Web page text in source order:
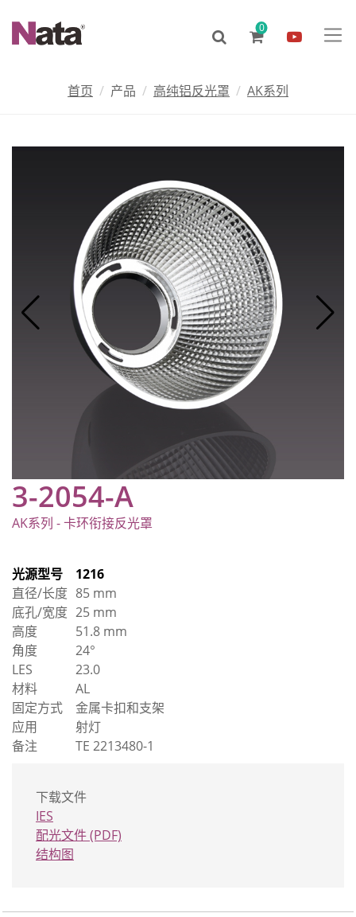
0
首页 产品 高纯铝反光罩 AK系列
3-2054-A
AK系列 - 卡环衔接反光罩
光源型号
1216
直径/长度 85 mm
底孔/宽度 25 mm
高度
51.8 mm
角度
24°
LES
23.0
材料
AL
固定方式
金属卡扣和支架
应用
射灯
备注
TE 2213480-1
下载文件
IES
配光文件 (PDF)
结构图